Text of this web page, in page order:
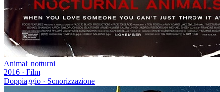
Animali notturni
2016 · Film
Doppiaggio · Sonorizzazione